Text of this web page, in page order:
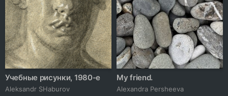
Учебные рисунки, 1980-е
Аleksandr SHaburov
My friend.
Alexandra Persheeva